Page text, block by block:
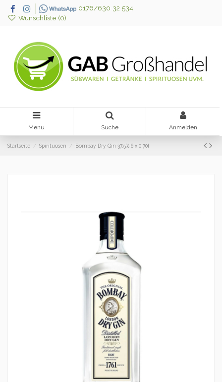
0176/630 32 534
Wunschliste (0)
Menu Suche Anmelden
Startseite Spirituosen Bombay Dry Gin 37,5% 6 x 0,70l